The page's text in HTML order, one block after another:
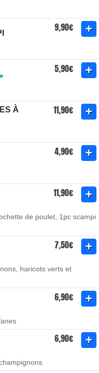
9,90€
5,90€
À
11,90€
4,90€
11,90€
de poulet, 1pc scampi
7,50€
haricots verts et
6,90€
6,90€